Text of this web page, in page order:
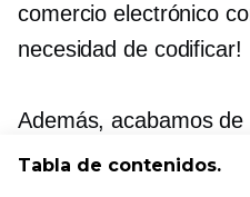
comercio electrónico
necesidad de codificar!
Además, acabamos
versión del
Tabla de contenidos.